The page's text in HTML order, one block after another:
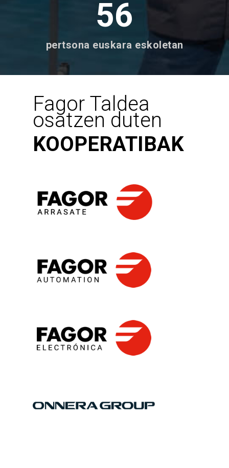
56
pertsona euskara eskoletan
Fagor Taldea
osatzen duten
KOOPERATIBAK